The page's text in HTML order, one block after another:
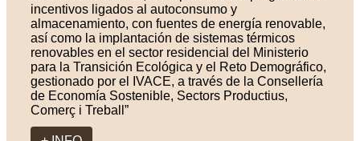
incentivos ligados al autoconsumo y
almacenamiento, con fuentes de energía renovable,
así como la implantación de sistemas térmicos
renovables en el sector residencial del Ministerio
para la Transición Ecológica y el Reto Demográfico,
gestionado por el IVACE, a través de la Consellería
de Economía Sostenible, Sectors Productius,
Comerç i Treball”